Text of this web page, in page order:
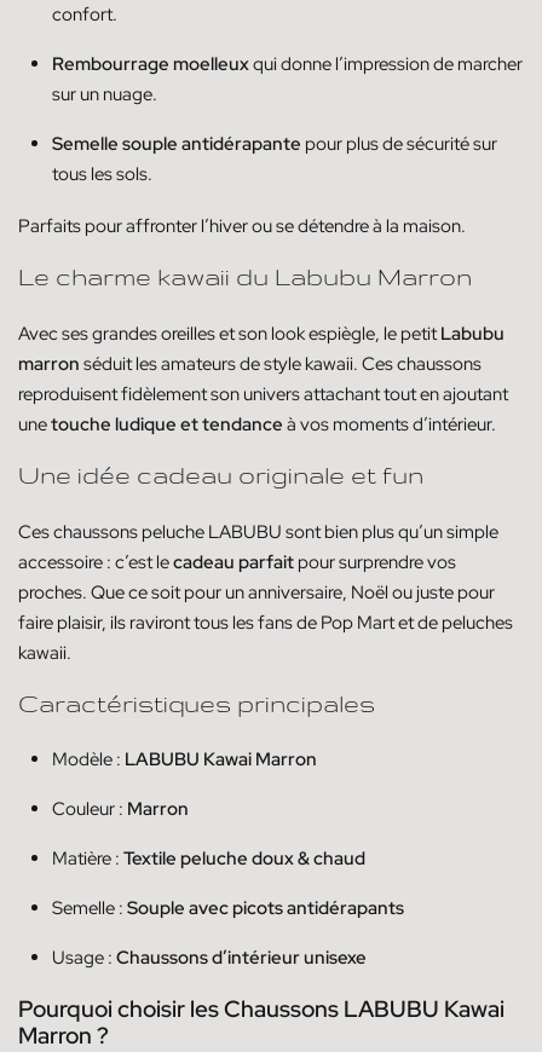
confort.
Rembourrage moelleuxqui donne l’impression de marcher
sur un nuage.
Semelle souple antidérapante pour plus de sécurité sur
tous les sols.
Parfaits pour affronter l’hiver ou se détendre à la maison.
Le charme kawaii du Labubu Marron
Avec ses grandes oreilles et son look espiègle, le petitLabubu
marron séduit les amateurs de style kawaii. Ces chaussons
reproduisent fidèlement son univers attachant tout en ajoutant
unetouche ludique et tendance à vos moments d’intérieur.
Une idée cadeau originale et fun
Ces chaussons peluche LABUBU sont bien plus qu’un simple
accessoire : c’est lecadeau parfait pour surprendre vos
proches. Que ce soit pour un anniversaire, Noël ou juste pour
faire plaisir, ils raviront tous les fans de Pop Mart et de peluches
kawaii.
Caractéristiques principales
Modèle : LABUBU Kawai Marron
Couleur : Marron
Matière :Textile peluche doux & chaud
Semelle :Souple avec picots antidérapants
Usage :Chaussons d’intérieur unisexe
Pourquoi choisir les Chaussons LABUBU Kawai
Marron ?